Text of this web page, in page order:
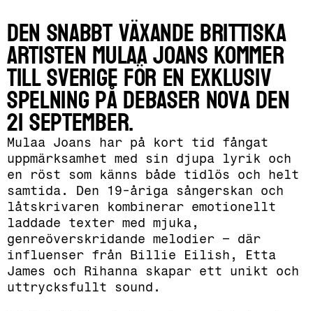
Den snabbt växande brittiska
artisten Mulaa Joans kommer
till Sverige för en exklusiv
spelning på Debaser Nova den
21 september.
Mulaa Joans har på kort tid fångat
uppmärksamhet med sin djupa lyrik och
en röst som känns både tidlös och helt
samtida. Den 19-åriga sångerskan och
låtskrivaren kombinerar emotionellt
laddade texter med mjuka,
genreöverskridande melodier – där
influenser från Billie Eilish, Etta
James och Rihanna skapar ett unikt och
uttrycksfullt sound.